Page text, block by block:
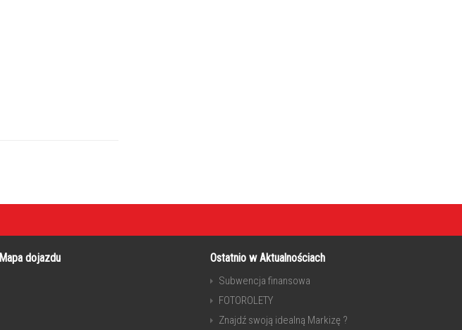
Mapa dojazdu Ostatnio w Aktualnościach
Subwencja finansowa
FOTOROLETY
Znajdź swoją idealną Markizę ?